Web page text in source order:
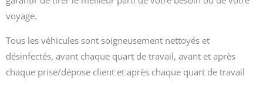
voyage.
Tous les véhicules sont soigneusement nettoyés et
désinfectés, avant chaque quart de travail, avant et après
chaque prise/dépose client et après chaque quart de travail